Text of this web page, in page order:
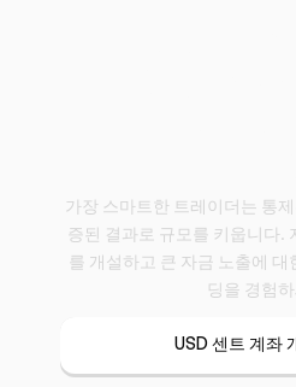
가장 스마트한 트레이더는 통
증된 결과로 규모를 키웁니다.
를 개설하고 큰 자금 노출에
딩을 경험
USD 센트 계좌